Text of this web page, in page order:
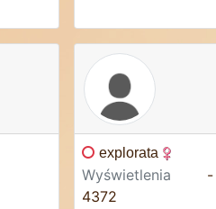
explorata
Wyświetlenia
4372
-